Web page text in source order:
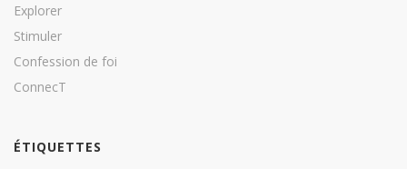
Explorer
Stimuler
Confession de foi
ConnecT
ÉTIQUETTES